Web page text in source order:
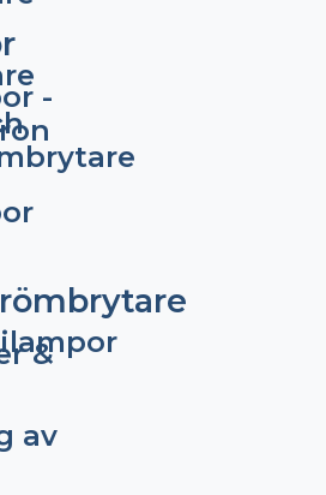
-
&
av